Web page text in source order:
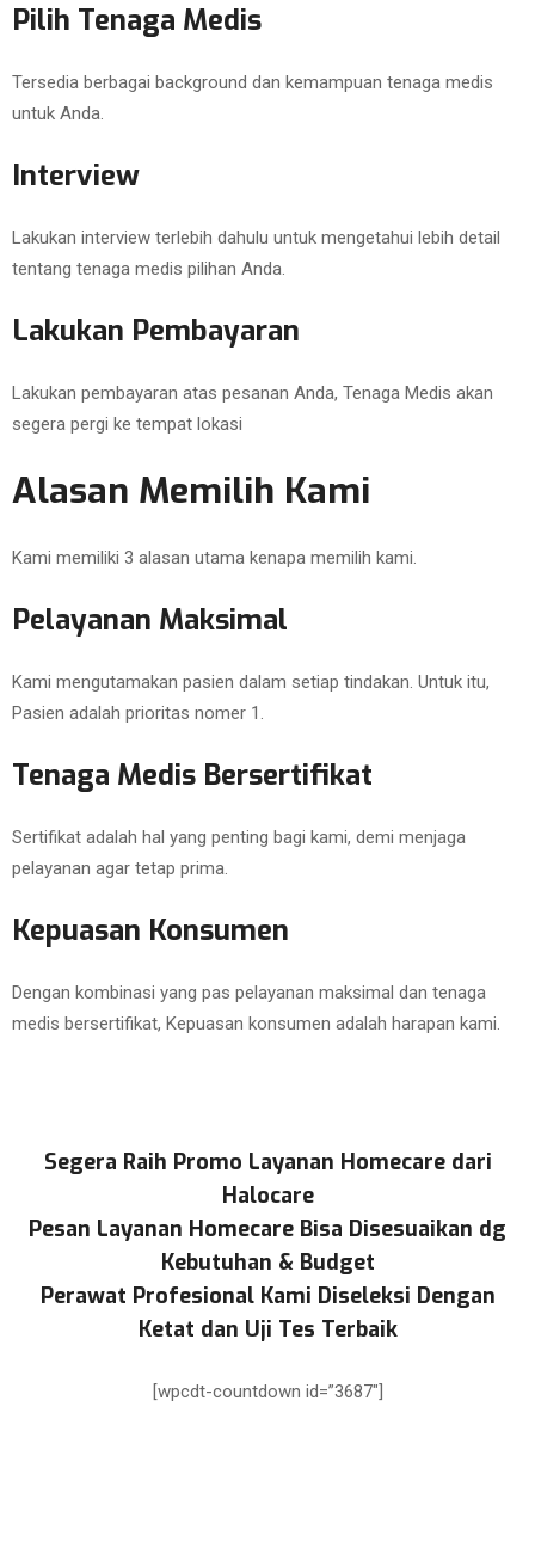
Pilih Tenaga Medis
Tersedia berbagai background dan kemampuan tenaga medis
untuk Anda.
Interview
Lakukan interview terlebih dahulu untuk mengetahui lebih detail
tentang tenaga medis pilihan Anda.
Lakukan Pembayaran
Lakukan pembayaran atas pesanan Anda, Tenaga Medis akan
segera pergi ke tempat lokasi
Alasan Memilih Kami
Kami memiliki 3 alasan utama kenapa memilih kami.
Pelayanan Maksimal
Kami mengutamakan pasien dalam setiap tindakan. Untuk itu,
Pasien adalah prioritas nomer 1.
Tenaga Medis Bersertifikat
Sertifikat adalah hal yang penting bagi kami, demi menjaga
pelayanan agar tetap prima.
Kepuasan Konsumen
Dengan kombinasi yang pas pelayanan maksimal dan tenaga
medis bersertifikat, Kepuasan konsumen adalah harapan kami.
Segera Raih Promo Layanan Homecare dari
Halocare
Pesan Layanan Homecare Bisa Disesuaikan dg
Kebutuhan & Budget
Perawat Profesional Kami Diseleksi Dengan
Ketat dan Uji Tes Terbaik
[wpcdt-countdown id=”3687″]